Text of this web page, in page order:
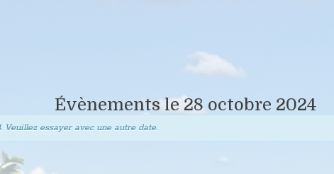
Évènements le 28 octobre 2024
. Veuillez essayer avec une autre date.